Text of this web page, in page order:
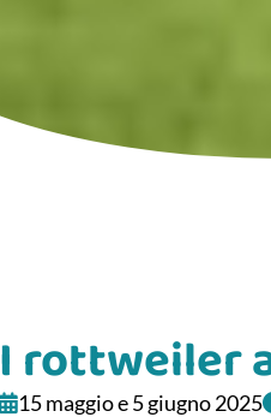
I rottweiler
15 maggio e 5 giugno 2025